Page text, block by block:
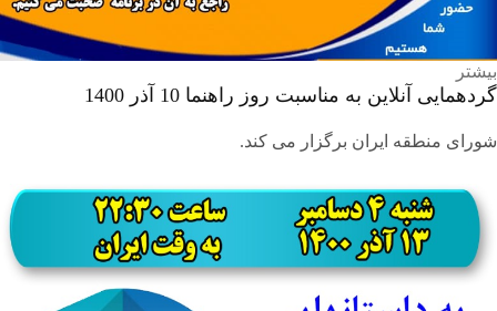
بیشتر
گردهمایی آنلاین به مناسبت روز راهنما 10 آذر 1400
شورای منطقه ایران برگزار می کند.